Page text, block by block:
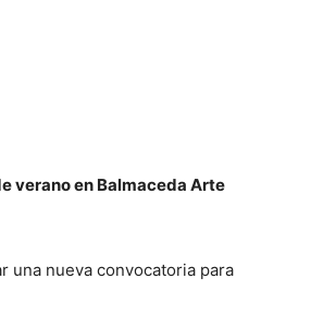
verano en Balmaceda Arte
una nueva convocatoria para